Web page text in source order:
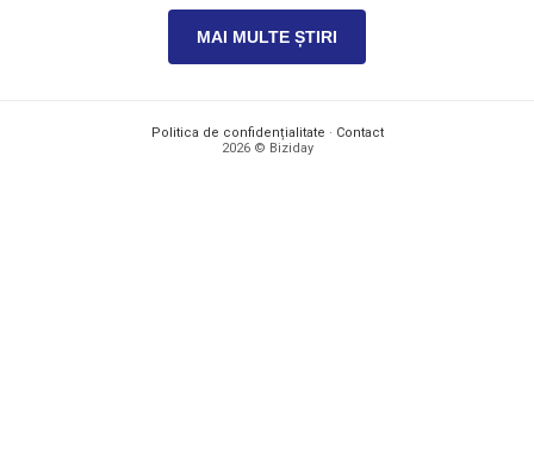
MAI MULTE ȘTIRI
Politica de confidențialitate · Contact
2026 © Biziday